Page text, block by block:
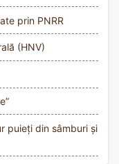
prin PNRR
(HNV)
puieți din sâmburi și